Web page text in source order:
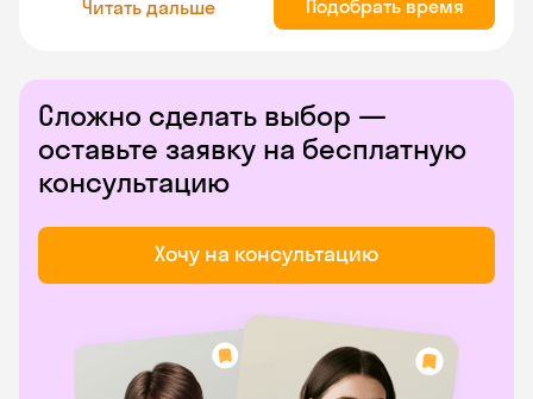
Читать дальше Подобрать время
Сложно сделать выбор —
оставьте заявку на бесплатную
консультацию
Хочу на консультацию